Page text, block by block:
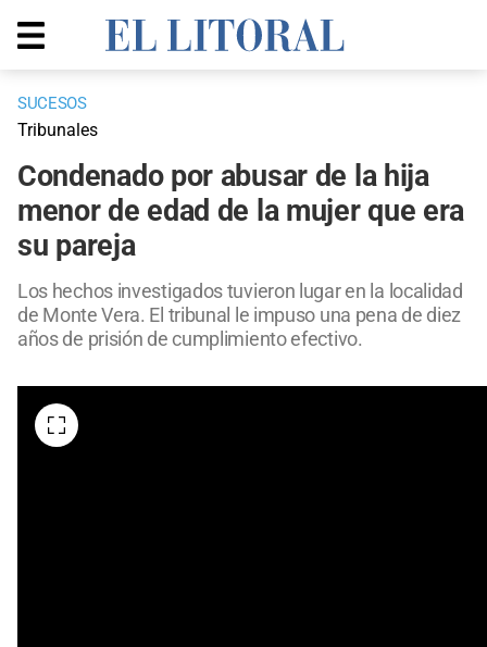
SUCESOS
Tribunales
Condenado por abusar de la hija
menor de edad de la mujer que era
su pareja
Los hechos investigados tuvieron lugar en la localidad
de Monte Vera. El tribunal le impuso una pena de diez
años de prisión de cumplimiento efectivo.